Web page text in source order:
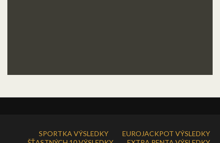
SPORTKA VÝSLEDKY
EUROJACKPOT VÝSLEDKY